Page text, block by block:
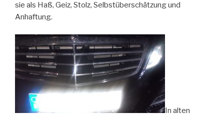
sie als Haß, Geiz, Stolz, Selbstüberschätzung und
Anhaftung.
In alten